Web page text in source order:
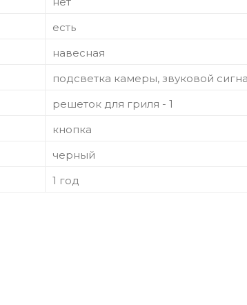
есть
навесная
подсветка камеры, звуковой
решеток для гриля - 1
кнопка
черный
1 год